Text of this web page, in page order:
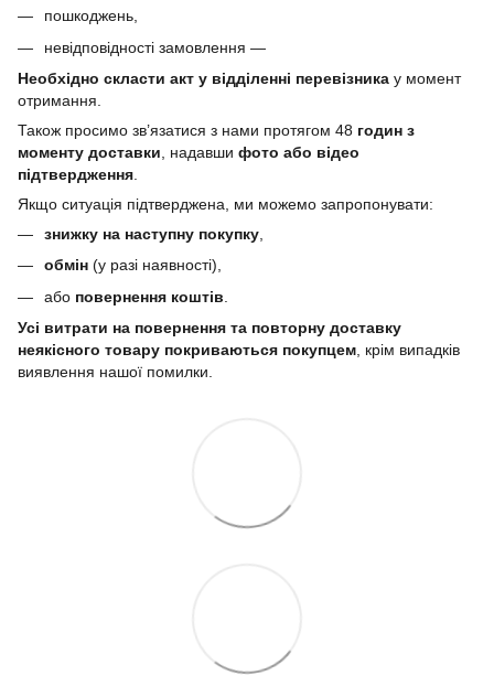
пошкоджень,
невідповідності замовлення —
Необхідно скласти акт у відділенні перевізника у момент
отримання.
Також просимо зв’язатися з нами протягом 48 годин з
моменту доставки , надавши фото або відео
підтвердження
Якщо ситуація підтверджена, ми можемо запропонувати:
знижку на наступну покупку
обмін (у разі наявності),
або повернення коштів
Усі витрати на повернення та повторну доставку
неякісного товару покриваються покупцем, крім випадків
виявлення нашої помилки.